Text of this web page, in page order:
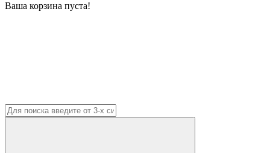
Ваша корзина пуста!